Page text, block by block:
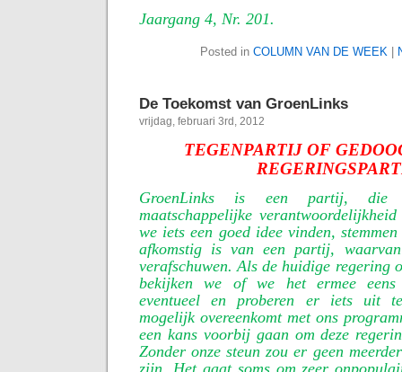
Jaargang 4, Nr. 201.
Posted in COLUMN VAN DE WEEK |
De Toekomst van GroenLinks
vrijdag, februari 3rd, 2012
TEGENPARTIJ OF
GroenLinks is een partij, die
maatschappelijke
we iets een goed idee vinden,
afkomstig is van een partij,
verafschuwen. Als de huidige regering
bekijken we of we het ermee eens
eventueel en proberen er iets uit
mogelijk overeenkomt met ons
een kans voorbij gaan om deze
Zonder onze steun zou er geen
zijn. Het gaat soms om zeer